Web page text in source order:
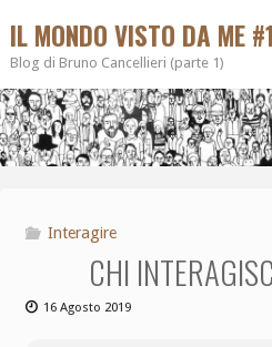
IL MONDO VISTO DA ME #1
Blog di Bruno Cancellieri (parte 1)
Interagire
CHI
16 Agosto 2019